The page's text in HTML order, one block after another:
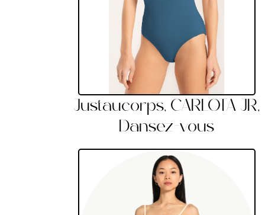
Justaucorps, CARLOTA JR,
Dansez-vous